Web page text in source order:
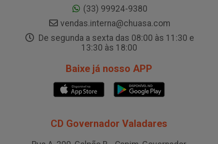
(33) 99924-9380
vendas.interna@chuasa.com
De segunda a sexta das 08:00 às 11:30 e
13:30 às 18:00
Baixe já nosso APP
CD Governador Valadares